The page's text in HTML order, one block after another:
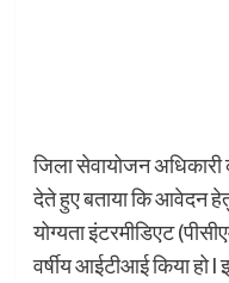
जिला सेवायोजन
देते हुए बताया कि आवेदन
योग्यता इंटरमीडिएट
वर्षीय आईटीआई किया हो